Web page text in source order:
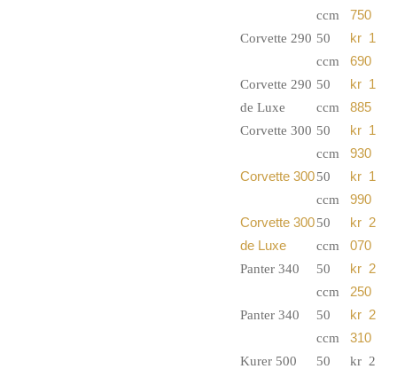
ccm
750
Corvette 290 50
ccm
kr 1
690
Corvette 290
de Luxe
50
ccm
kr 1
885
Corvette 300 50
ccm
kr 1
930
Corvette 30050
ccm
kr 1
990
Corvette 300
de Luxe
50
ccm
kr 2
070
Panter 340
50
ccm
kr 2
250
Panter 340
50
ccm
kr 2
310
Kurer 500
50
kr 2